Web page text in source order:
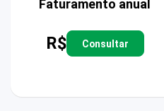
Faturamento anual
R$ Consultar